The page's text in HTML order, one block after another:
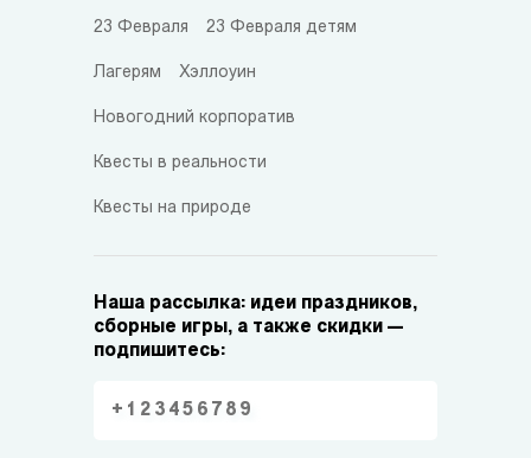
23 Февраля 23 Февраля детям
Лагерям Хэллоуин
Новогодний корпоратив
Квесты в реальности
Квесты на природе
Наша рассылка: идеи праздников,
сборные игры, а также скидки —
подпишитесь: